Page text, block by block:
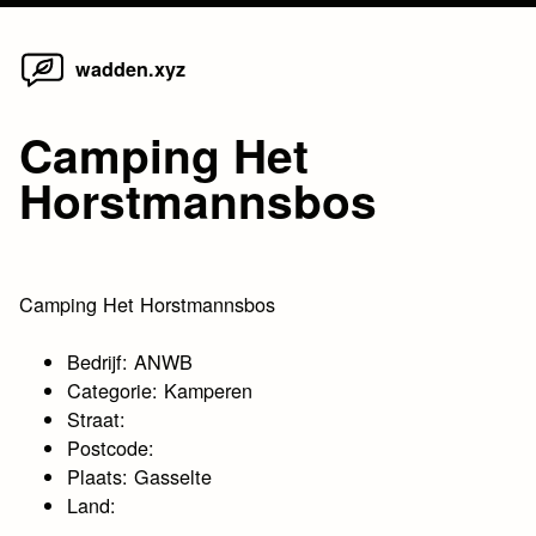
Skip
wadden.xyz
Camping Het
Horstmannsbos
Camping Het Horstmannsbos
Bedrijf: ANWB
Categorie: Kamperen
Straat:
Postcode:
Plaats: Gasselte
Land: